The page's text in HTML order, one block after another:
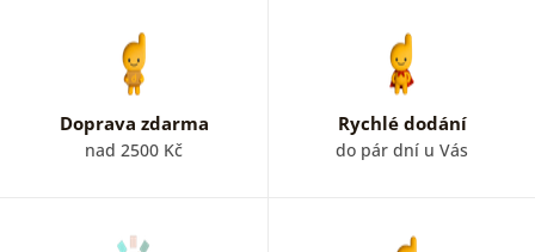
Doprava zdarma
nad 2500 Kč
Rychlé dodání
do pár dní u Vás